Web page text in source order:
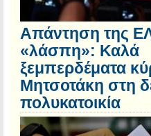
Απάντηση της
«λάσπη»: Καλά
ξεμπερδέματα
Μητσοτάκη στη
πολυκατοικία